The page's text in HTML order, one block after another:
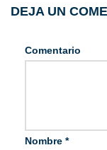
DEJA UN
Comentario
Nombre *